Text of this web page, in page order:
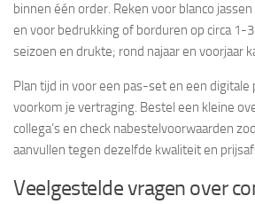
binnen één order. Reken voor blanco
en voor bedrukking of borduren op circa 1-
seizoen en drukte; rond najaar en voorjaar
Plan tijd in voor een pas-set en een digitale
voorkom je vertraging. Bestel een kleine
collega’s en check nabestelvoorwaarden
aanvullen tegen dezelfde kwaliteit en
Veelgestelde vragen over